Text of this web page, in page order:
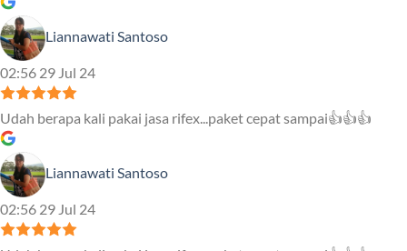
Liannawati Santoso
02:56 29 Jul 24
Udah berapa kali pakai jasa rifex...paket cepat sampai👍👍👍
Liannawati Santoso
02:56 29 Jul 24